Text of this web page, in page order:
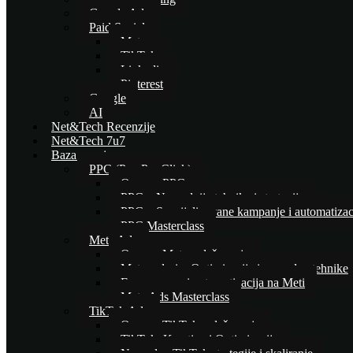
Google Ads
Paid Social
Meta
TikTok
Linkedin
Pinterest
Google
AI
Net&Tech Recenzije
Net&Tech 7u7
Baza znanja
PPC (Pay Per Click)
Osnove PPC-a
PPC – Naprednije tehnike i strategije
PPC – Specijalizovane kampanje i
PPC Masterclass
Meta Ads
Osnove Meta oglašavanja
Meta oglasi – Optimizacija i napredne tehnike
E-commerce i automatizacija na Meti
Meta Ads Masterclass
TikTok Ads
Osnove TikTok oglašavanja
TikTok: Kreativa i Optimizacija